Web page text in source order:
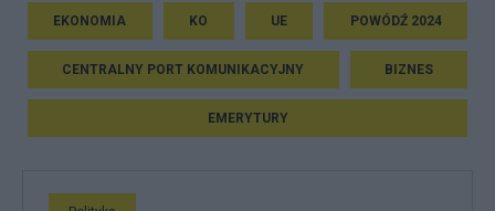
EKONOMIA KO UE POWÓDŹ 2024
CENTRALNY PORT KOMUNIKACYJNY BIZNES
EMERYTURY